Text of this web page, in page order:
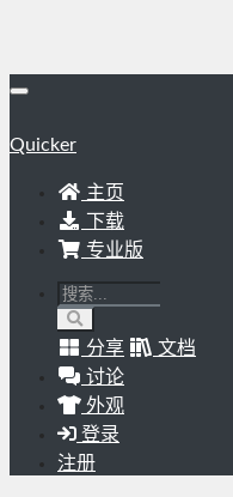
Quicker
主页
下载
专业版
分享
文档
讨论
外观
登录
注册